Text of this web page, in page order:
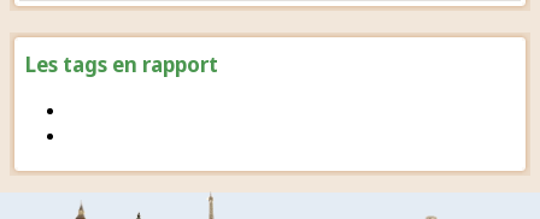
Les tags en rapport